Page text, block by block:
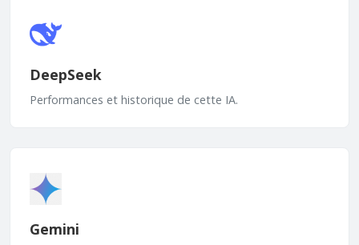
DeepSeek
Performances et historique de cette IA.
Gemini